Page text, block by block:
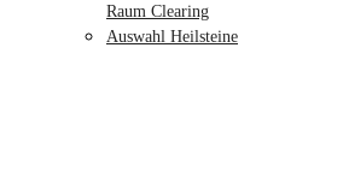
Raum Clearing
Auswahl Heilsteine